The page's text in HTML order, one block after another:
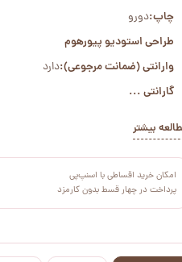
چاپ:دورو
طراحی استودیو پیورهوم
وارانتی (ضمانت مرجوعی):دارد
گارانتی ...
بیشتر
امکان خرید اقساطی با اسنپ‌پی
پرداخت در چهار قسط بدون کارمزد